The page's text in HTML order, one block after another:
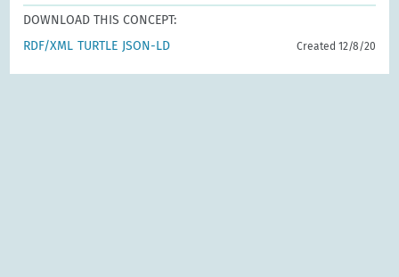
DOWNLOAD THIS CONCEPT:
RDF/XML TURTLE JSON-LD Created 12/8/20